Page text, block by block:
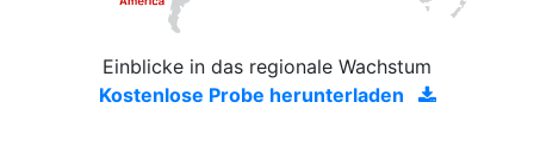
Einblicke in das regionale Wachstum
Kostenlose Probe herunterladen